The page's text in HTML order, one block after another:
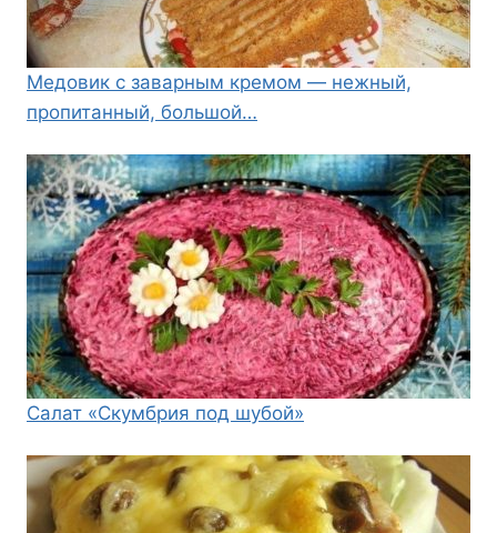
Медовик с заварным кремом — нежный,
пропитанный, большой…
Салат «Скумбрия под шубой»